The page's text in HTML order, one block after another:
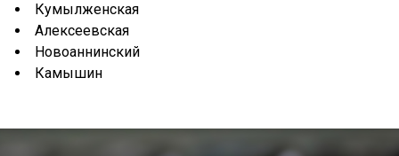
Кумылженская
Алексеевская
Новоаннинский
Камышин